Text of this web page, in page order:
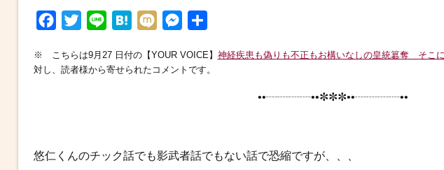
c
k
i
n
H
t
M
x
s
e
※ こちらは9月27 日付の【YOUR VOICE】 神経疾患も偽りも不正もお構いなしの皇統簒奪 そこ
対し、読者様から寄せられたコメントです。
••┈┈┈┈••✼✼✼••┈┈┈┈••
悠仁くんのチック話でも影武者話でもない話で恐縮ですが、、、